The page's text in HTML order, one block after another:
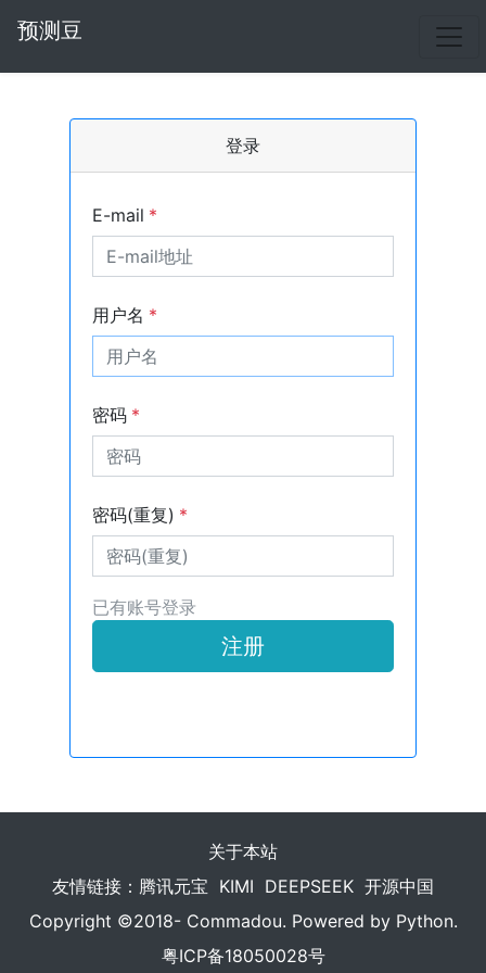
预测豆
登录
E-mail *
用户名 *
密码 *
密码(重复) *
已有账号登录
注册
关于本站
友情链接： 腾讯元宝 KIMI DEEPSEEK 开源中国
Copyright ©2018- Commadou. Powered by Python.
粤ICP备18050028号